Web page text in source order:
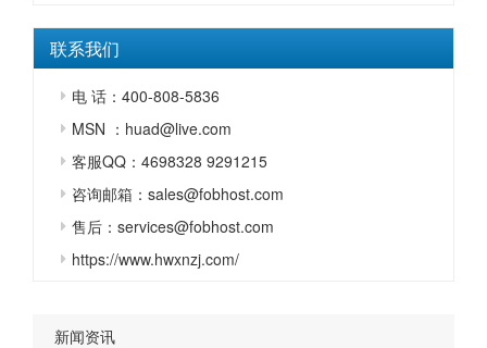
联系我们
电 话：400-808-5836
MSN ：huad@live.com
客服QQ：4698328 9291215
咨询邮箱：sales@fobhost.com
售后：services@fobhost.com
https://www.hwxnzj.com/
新闻资讯